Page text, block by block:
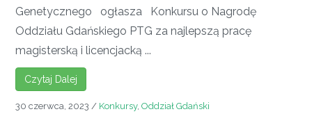
Genetycznego ogłasza Konkursu o Nagrodę
Oddziału Gdańskiego PTG za najlepszą pracę
magisterską i licencjacką ...
Czytaj Dalej
30 czerwca, 2023 / Konkursy, Oddział Gdański